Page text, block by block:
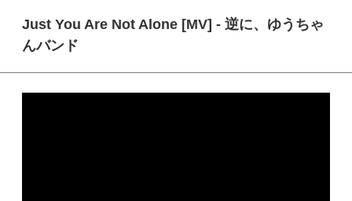
Just You Are Not Alone [MV] - 逆に、ゆうちゃ
んバンド